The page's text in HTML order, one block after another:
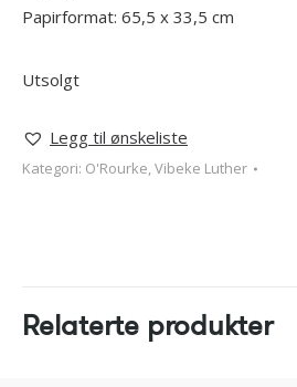
Papirformat: 65,5 x 33,5 cm
Utsolgt
Legg til ønskeliste
Kategori: O'Rourke, Vibeke Luther
Relaterte produkter